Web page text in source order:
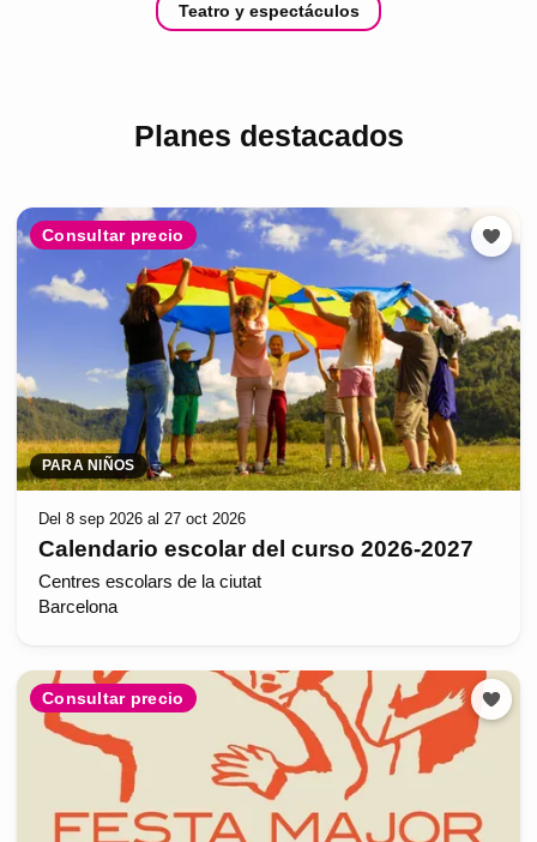
Teatro y espectáculos
Planes destacados
Consultar precio
PARA NIÑOS
Del 8 sep 2026 al 27 oct 2026
Calendario escolar del curso 2026-2027
Centres escolars de la ciutat
Barcelona
Consultar precio